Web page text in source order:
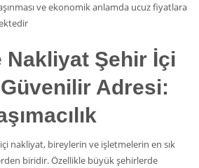
ve ekonomik anlamda ucuz fiyatlara
Nakliyat Şehir İçi
Adresi:
nakliyat, bireylerin ve işletmelerin en sık
biridir. Özellikle büyük şehirlerde